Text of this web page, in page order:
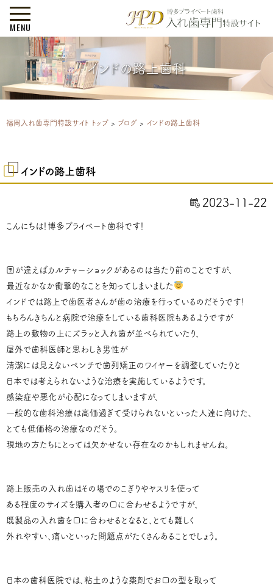
MENU
インドの路上歯科
福岡入れ歯専門特設サイト トップ > ブログ > インドの路上歯科
インドの路上歯科
2023-11-22
こんにちは！博多プライベート歯科です！
国が違えばカルチャーショックがあるのは当たり前のことですが、
最近なかなか衝撃的なことを知ってしまいました
インドでは路上で歯医者さんが歯の治療を行っているのだそうです！
もちろんきちんと病院で治療をしている歯科医院もあるようですが
路上の敷物の上にズラッと入れ歯が並べられていたり、
屋外で歯科医師と思わしき男性が
清潔には見えないペンチで歯列矯正のワイヤーを調整していたりと
日本では考えられないような治療を実施しているようです。
感染症や悪化が心配になってしまいますが、
一般的な歯科治療は高価過ぎて受けられないといった人達に向けた、
とても低価格の治療なのだそう。
現地の方たちにとっては欠かせない存在なのかもしれませんね。
路上販売の入れ歯はその場でのこぎりやヤスリを使って
ある程度のサイズを購入者の口に合わせるようですが、
既製品の入れ歯を口に合わせるとなると、とても難しく
外れやすい、痛いといった問題点がたくさんあることでしょう。
日本の歯科医院では、粘土のような薬剤でお口の型を取って